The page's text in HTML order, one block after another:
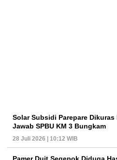
Solar Subsidi Parepare
Jawab SPBU KM 3 Bungkam
28 Juli 2026 | 10:12 WIB
Pamer Duit Segepok Diduga